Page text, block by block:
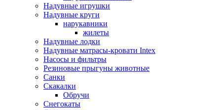
Надувные игрушки
Надувные круги
нарукавники
жилеты
Надувные лодки
Надувные матрасы-кровати Intex
Насосы и фильтры
Резиновые прыгуны животные
Санки
Скакалки
Обручи
Снегокаты